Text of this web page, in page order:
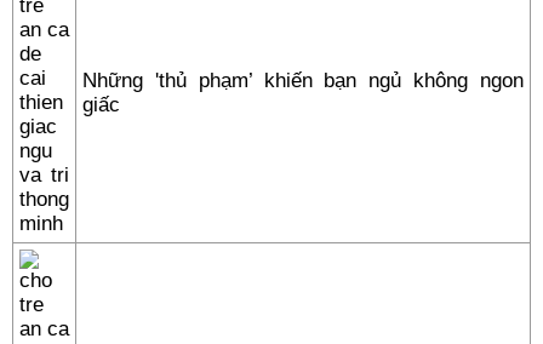
Những 'thủ phạm’ khiến bạn ngủ không ngon
giấc